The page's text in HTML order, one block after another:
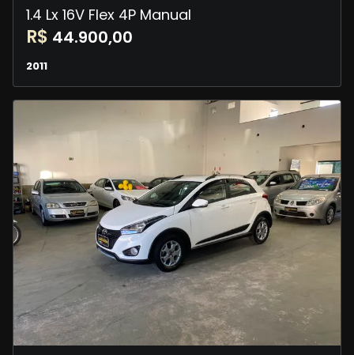
1.4 Lx 16V Flex 4P Manual
R$ 44.900,00
2011